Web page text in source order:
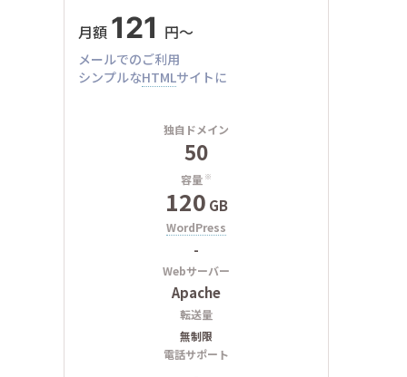
月額 121 円〜
メールでのご利用
シンプルなHTMLサイトに
独自ドメイン
50
容量 ※
120 GB
WordPress
-
Webサーバー
Apache
転送量
無制限
電話サポート